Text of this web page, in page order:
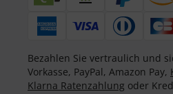
Bezahlen Sie vertraulich und
Vorkasse, PayPal, Amazon Pay,
Klarna Ratenzahlung oder